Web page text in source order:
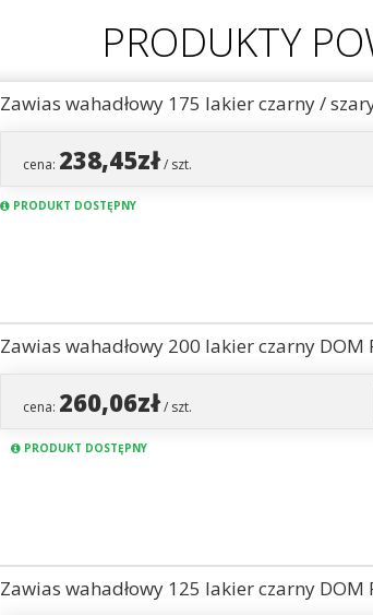
PRODUKTY
Zawias wahadłowy 175 lakier czarny /
cena: 238,45zł/ szt.
PRODUKT DOSTĘPNY
Zawias wahadłowy 200 lakier czarny DOM
cena: 260,06zł/ szt.
PRODUKT DOSTĘPNY
Zawias wahadłowy 125 lakier czarny DOM